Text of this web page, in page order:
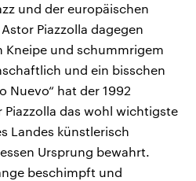
und der europäischen
Piazzolla dagegen
und schummrigem
und ein bisschen
Nuevo“ hat der 1992
das wohl wichtigste
Landes künstlerisch
Ursprung bewahrt.
beschimpft und